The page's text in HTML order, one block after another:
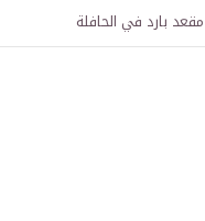
منح دراسية واعتراف بالشهادات